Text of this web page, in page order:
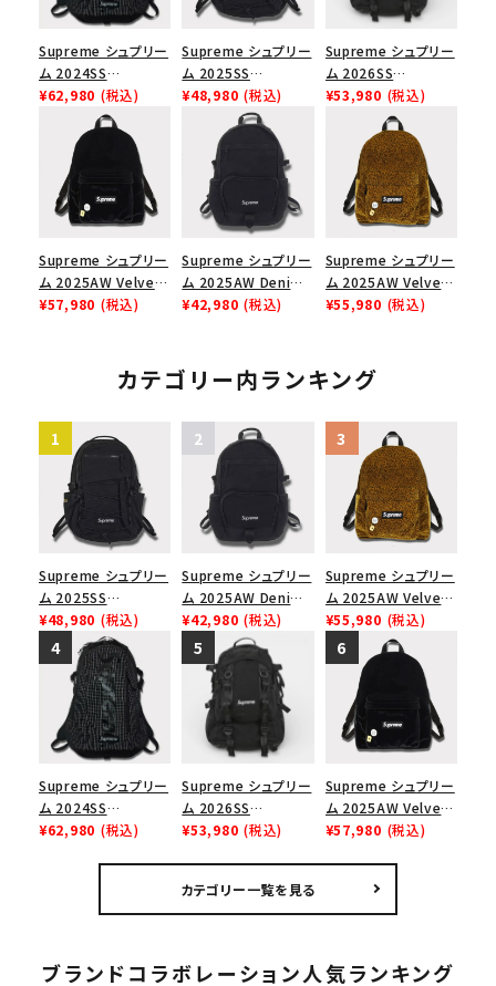
Supreme シュプリー
ム 2024SS
Backpack バックパッ
ク ブラック 黒
¥62,980 (税込)
Supreme シュプリー
ム 2025SS
Backpack バックパッ
ク ブラック 黒
¥48,980 (税込)
Supreme シュプリー
ム 2026SS
Backpack バックパッ
ク ブラック
¥53,980 (税込)
Supreme シュプリー
ム 2025AW Velvet
Backpack ベルベッ
¥57,980 (税込)
Supreme シュプリー
ム 2025AW Denim
Backpack デニム バ
¥42,980 (税込)
Supreme シュプリー
ム 2025AW Velvet
Backpack ベルベッ
¥55,980 (税込)
カテゴリー内ランキング
Supreme シュプリー
ム 2025SS
Backpack バックパッ
ク ブラック 黒
¥48,980 (税込)
Supreme シュプリー
ム 2025AW Denim
Backpack デニム バ
ックパック ブラック
¥42,980 (税込)
Supreme シュプリー
ム 2025AW Velvet
Backpack ベルベッ
ト バックパック タンレ
オパード
¥55,980 (税込)
Supreme シュプリー
ム 2024SS
Backpack バックパッ
¥62,980 (税込)
Supreme シュプリー
ム 2026SS
Backpack バックパッ
¥53,980 (税込)
Supreme シュプリー
ム 2025AW Velvet
Backpack ベルベッ
¥57,980 (税込)
カテゴリー一覧を見る
ブランドコラボレーション人気ランキング